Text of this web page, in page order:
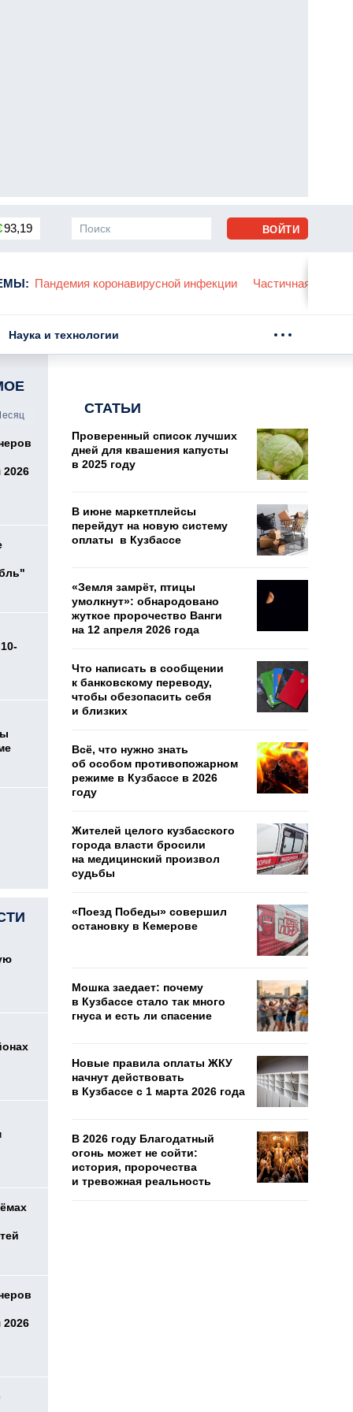
93,19
: Пандемия коронавирусной инфекции Частичная
ВОЙТИ
Наука и технологии
2026
2026
СТАТЬИ
Проверенный список лучших
дней для квашения капусты
в 2025 году
В июне маркетплейсы
перейдут на новую систему
оплаты в Кузбассе
«Земля замрёт, птицы
умолкнут»: обнародовано
жуткое пророчество Ванги
на 12 апреля 2026 года
Что написать в сообщении
к банковскому переводу,
чтобы обезопасить себя
и близких
Всё, что нужно знать
об особом противопожарном
режиме в Кузбассе в 2026
году
Жителей целого кузбасского
города власти бросили
на медицинский произвол
судьбы
«Поезд Победы» совершил
остановку в Кемерове
Мошка заедает: почему
в Кузбассе стало так много
гнуса и есть ли спасение
Новые правила оплаты ЖКУ
начнут действовать
в Кузбассе с 1 марта 2026 года
В 2026 году Благодатный
огонь может не сойти:
история, пророчества
и тревожная реальность